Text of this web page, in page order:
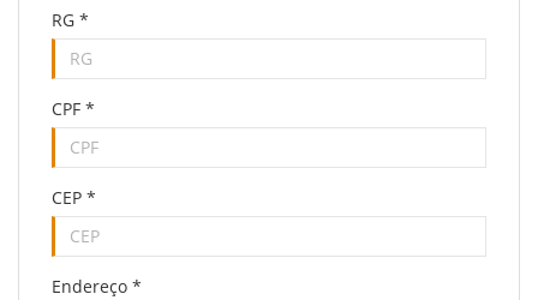
RG *
CPF *
CEP *
Endereço *